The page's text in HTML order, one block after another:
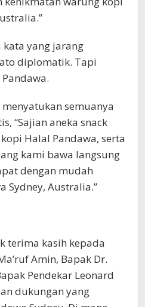
yang jarang
diplomatik. Tapi
semuanya
“Sajian aneka snack
Halal Pandawa, serta
kami bawa langsung
dengan mudah
Sydney, Australia.”
terima kasih kepada
Amin, Bapak Dr.
Pendekar Leonard
dukungan yang